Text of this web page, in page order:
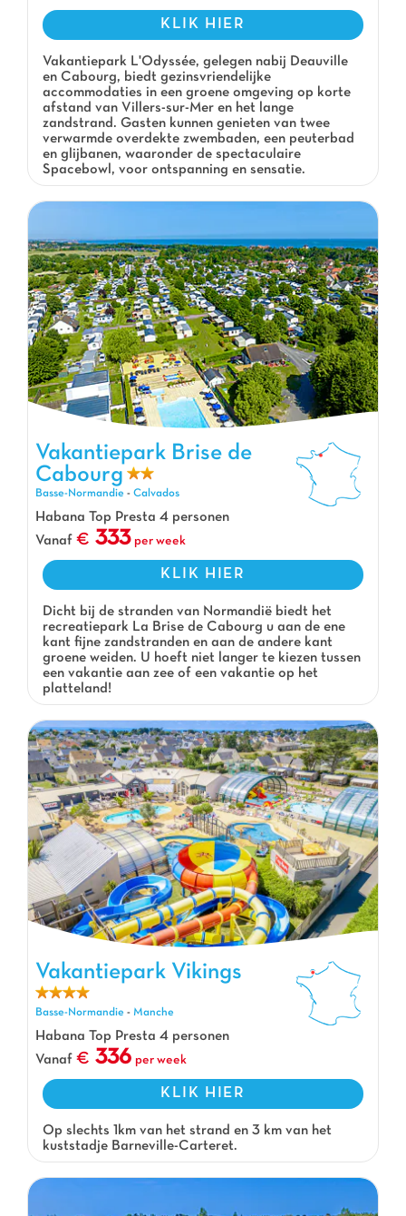
KLIK HIER
Vakantiepark L'Odyssée, gelegen nabij Deauville
en Cabourg, biedt gezinsvriendelijke
accommodaties in een groene omgeving op korte
afstand van Villers-sur-Mer en het lange
zandstrand. Gasten kunnen genieten van twee
verwarmde overdekte zwembaden, een peuterbad
en glijbanen, waaronder de spectaculaire
Spacebowl, voor ontspanning en sensatie.
Vakantiepark Brise de Cabourg, Vakantiepark Basse-Normandie
Vakantiepark Brise de
Cabourg
Basse-Normandie - Calvados
Habana Top Presta 4 personen
Vanaf
333 per week
KLIK HIER
Dicht bij de stranden van Normandië biedt het
recreatiepark La Brise de Cabourg u aan de ene
kant fijne zandstranden en aan de andere kant
groene weiden. U hoeft niet langer te kiezen tussen
een vakantie aan zee of een vakantie op het
platteland!
Vakantiepark Vikings
Basse-Normandie - Manche
Habana Top Presta 4 personen
Vanaf
336 per week
KLIK HIER
Op slechts 1km van het strand en 3 km van het
kuststadje Barneville-Carteret.